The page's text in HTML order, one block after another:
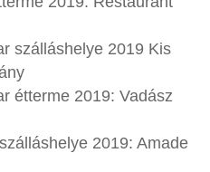
szálláshelye 2019 Kis
étterme 2019: Vadász
2019: Amade